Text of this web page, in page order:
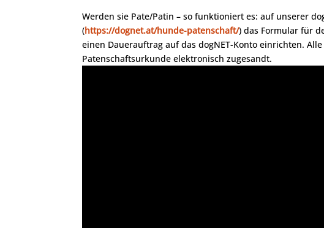
Werden sie Pate/Patin – so funktioniert es: auf unserer
(https://dognet.at/hunde-patenschaft/) das Formular für
einen Dauerauftrag auf das dogNET-Konto einrichten.
Patenschaftsurkunde elektronisch zugesandt.